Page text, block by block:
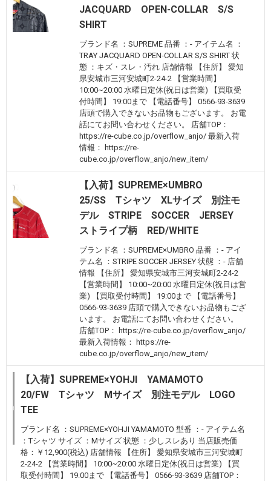
JACQUARD OPEN-COLLAR S/S
SHIRT
ブランド名 ：SUPREME 品番 ：- アイテム名 ：
TRAY JACQUARD OPEN-COLLAR S/S SHIRT 状
態 ：キズ・スレ・汚れ 店舗情報 【住所】 愛知
県安城市三河安城町2-24-2 【営業時間】
10:00~20:00 水曜日定休(祝日は営業) 【買取受
付時間】 19:00まで 【電話番号】 0566-93-3639
店頭で購入できないお品物もございます。 お電
話にてお問い合わせください。 店舗TOP：
https://re-cube.co.jp/overflow_anjo/ 最新入荷
情報： https://re-
cube.co.jp/overflow_anjo/new_item/
【入荷】SUPREME×UMBRO
25/SS Tシャツ XLサイズ 別注モ
デル STRIPE SOCCER JERSEY
ストライプ柄 RED/WHITE
ブランド名 ：SUPREME×UMBRO 品番 ：- アイ
テム名 ：STRIPE SOCCER JERSEY 状態 ：- 店舗
情報 【住所】 愛知県安城市三河安城町2-24-2
【営業時間】 10:00~20:00 水曜日定休(祝日は営
業) 【買取受付時間】 19:00まで 【電話番号】
0566-93-3639 店頭で購入できないお品物もござ
います。 お電話にてお問い合わせください。
店舗TOP： https://re-cube.co.jp/overflow_anjo/
最新入荷情報： https://re-
cube.co.jp/overflow_anjo/new_item/
【入荷】SUPREME×YOHJI YAMAMOTO
20/FW Tシャツ Mサイズ 別注モデル LOGO
TEE
ブランド名 ：SUPREME×YOHJI YAMAMOTO 型番 ：- アイテム名
：Tシャツ サイズ ：Mサイズ 状態 ：少しスレあり 当店販売価
格：￥12,900(税込) 店舗情報 【住所】 愛知県安城市三河安城町
2-24-2 【営業時間】 10:00~20:00 水曜日定休(祝日は営業) 【買
取受付時間】 19:00まで 【電話番号】 0566-93-3639 店舗TOP：